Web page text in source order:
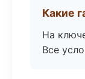
Какие
На
Все